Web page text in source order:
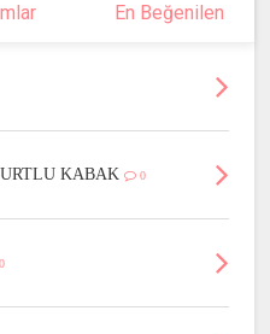
En Beğenilen
KABAK 0
0